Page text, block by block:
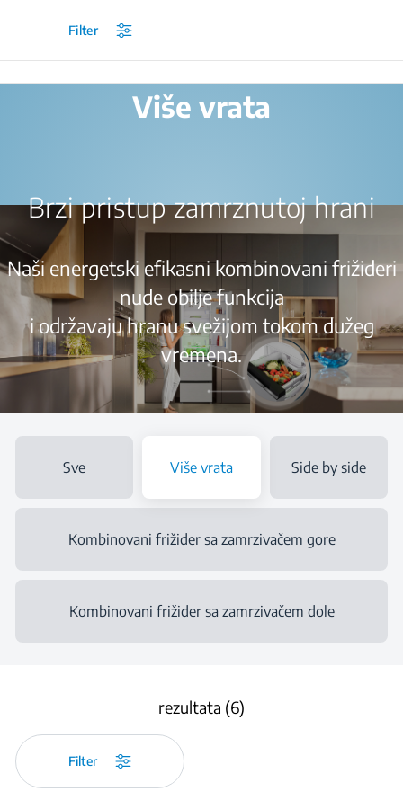
Proizvodi
Više vrata
Brzi pristup zamrznutoj hrani
Naši energetski efikasni kombinovani frižideri
nude obilje funkcija
i održavaju hranu svežijom tokom dužeg
vremena.
Sve Više vrata Side by side
Kombinovani frižider sa zamrzivačem gore
Kombinovani frižider sa zamrzivačem dole
rezultata (6)
Filter
Filter